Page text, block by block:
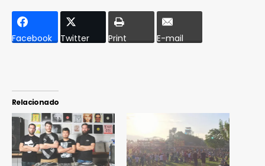
Facebook Twitter Print E-mail
Relacionado